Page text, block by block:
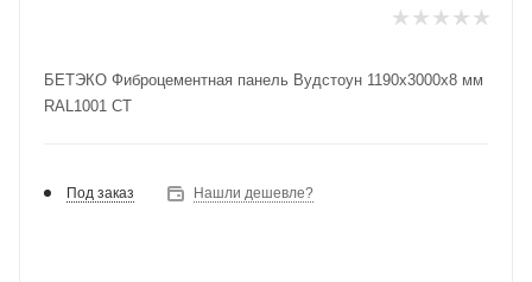
БЕТЭКО Фиброцементная панель Вудстоун 1190х3000х8 мм
RAL1001 СТ
Под заказ Нашли дешевле?